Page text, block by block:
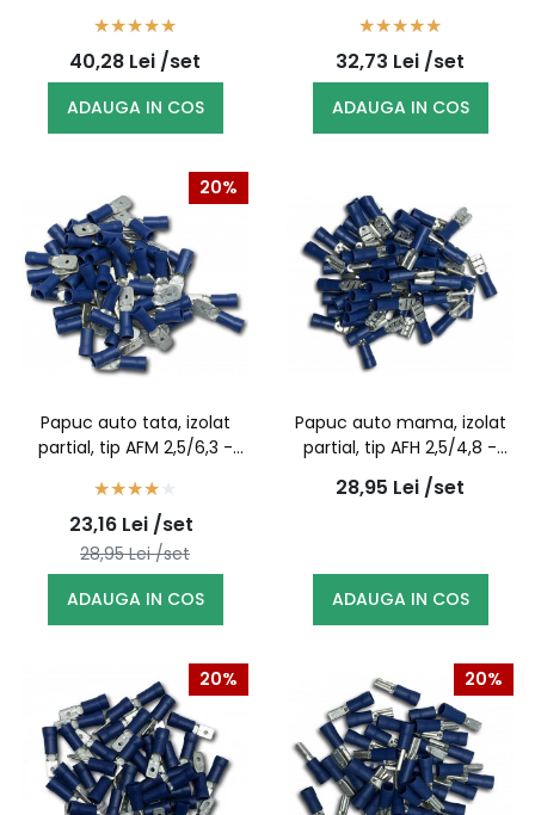
40,28 Lei /set
ADAUGA IN COS
32,73 Lei /set
ADAUGA IN COS
20%
Papuc auto tata, izolat
partial, tip AFM 2,5/6,3 -
23,16 Lei /set
28,95Lei /set
ADAUGA IN COS
Papuc auto mama, izolat
partial, tip AFH 2,5/4,8 -
100buc/set
28,95 Lei /set
ADAUGA IN COS
20% 20%